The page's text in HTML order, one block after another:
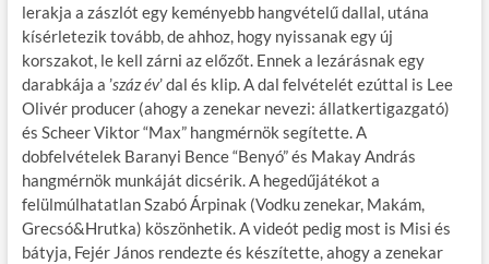
lerakja a zászlót egy keményebb hangvételű dallal, utána
kísérletezik tovább, de ahhoz, hogy nyissanak egy új
korszakot, le kell zárni az előzőt. Ennek a lezárásnak egy
darabkája a ’száz év’ dal és klip. A dal felvételét ezúttal is Lee
Olivér producer (ahogy a zenekar nevezi: állatkertigazgató)
és Scheer Viktor “Max” hangmérnök segítette. A
dobfelvételek Baranyi Bence “Benyó” és Makay András
hangmérnök munkáját dicsérik. A hegedűjátékot a
felülmúlhatatlan Szabó Árpinak (Vodku zenekar, Makám,
Grecsó&Hrutka) köszönhetik. A videót pedig most is Misi és
bátyja, Fejér János rendezte és készítette, ahogy a zenekar